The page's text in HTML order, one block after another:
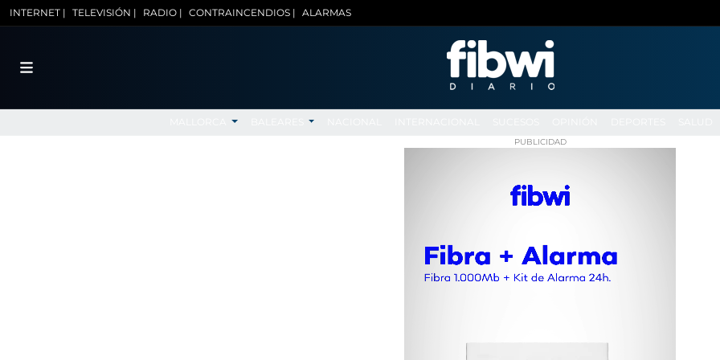
INTERNET | TELEVISIÓN | RADIO | CONTRAINCENDIOS | ALARMAS